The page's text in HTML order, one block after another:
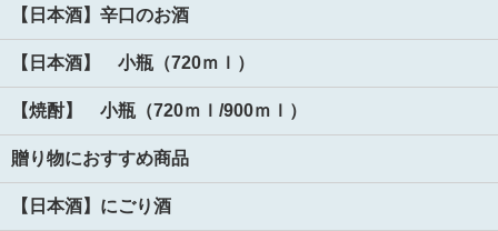
【日本酒】辛口のお酒
【日本酒】 小瓶（720ｍｌ）
【焼酎】 小瓶（720ｍｌ/900ｍｌ）
贈り物におすすめ商品
【日本酒】にごり酒